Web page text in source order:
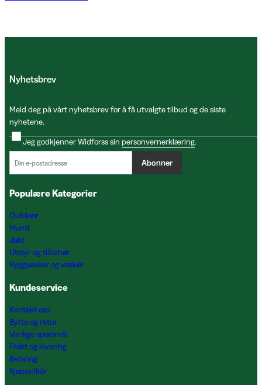
Nyhetsbrev
Meld deg på vårt nyhetsbrev for å få utvalgte tilbud og de siste
nyhetene.
Jeg godkjenner Widforss sin personvernerklæring.
Abonner
Populære Kategorier
Outdoor
Hund
Jakt
Utstyr og tilbehør
Ryggsekker og vesker
Kundeservice
Kontakt oss
Bytte og retur
Vanlige spørsmål
Frakt og levering
Betaling
Kjøpsvilkår